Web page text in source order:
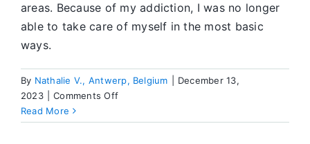
areas. Because of my addiction, I was no longer
able to take care of myself in the most basic
ways.
By Nathalie V., Antwerp, Belgium
December 13,
2023
Comments Offon
Train
Read More